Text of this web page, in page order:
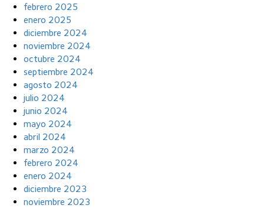
febrero 2025
enero 2025
diciembre 2024
noviembre 2024
octubre 2024
septiembre 2024
agosto 2024
julio 2024
junio 2024
mayo 2024
abril 2024
marzo 2024
febrero 2024
enero 2024
diciembre 2023
noviembre 2023